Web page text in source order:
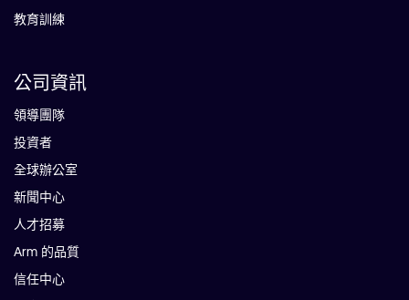
教育訓練
公司資訊
領導團隊
投資者
全球辦公室
新聞中心
人才招募
Arm 的品質
信任中心